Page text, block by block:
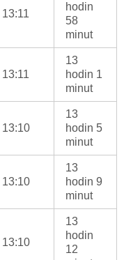
13:11
hodin
58
minut
13:11
13
hodin 1
minut
13:10
13
hodin 5
minut
13:10
13
hodin 9
minut
13:10
13
hodin
12